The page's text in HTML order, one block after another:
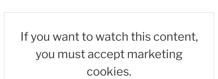
If you want to watch this content,
you must accept marketing
cookies.